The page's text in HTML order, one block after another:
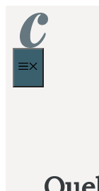
Aller